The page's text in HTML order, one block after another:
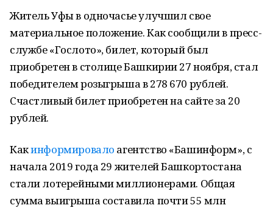
Житель Уфы в одночасье улучшил свое
материальное положение. Как сообщили в пресс-
службе «Гослото», билет, который был
приобретен в столице Башкирии 27 ноября, стал
победителем розыгрыша в 278 670 рублей.
Счастливый билет приобретен на сайте за 20
рублей.
Какинформировало агентство «Башинформ», с
начала 2019 года 29 жителей Башкортостана
стали лотерейными миллионерами. Общая
сумма выигрыша составила почти 55 млн